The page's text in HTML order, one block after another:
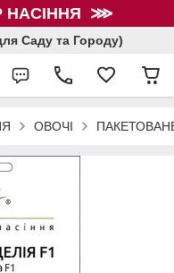
НАСІННЯ ⋙
Саду та Городу)
ОВОЧІ